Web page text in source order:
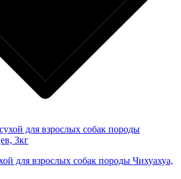
для взрослых собак породы Чихуахуа,